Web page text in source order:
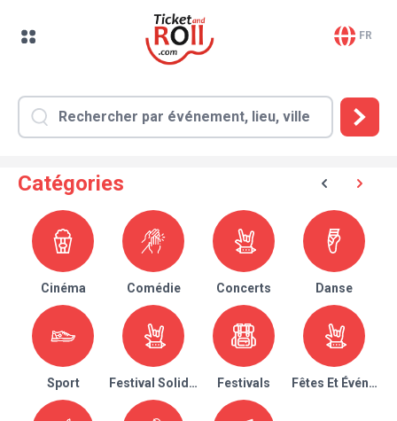
FR
Catégories
Cinéma Comédie Concerts Danse
Sport Festival Solidaire Festivals Fêtes Et